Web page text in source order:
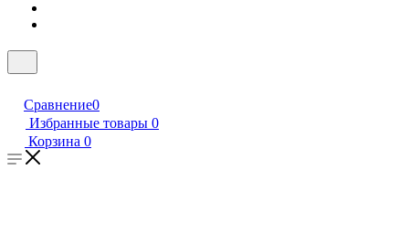
Сравнение0
Избранные товары 0
Корзина 0